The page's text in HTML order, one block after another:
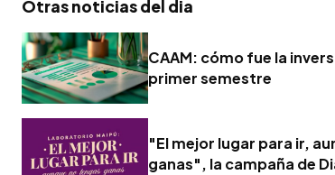
Otras noticias del dia
CAAM: cómo fue la
primer semestre
"El mejor lugar para ir,
ganas", la campaña de